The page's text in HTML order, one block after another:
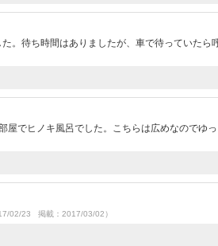
。待ち時間はありましたが、車で待っていたら
屋でヒノキ風呂でした。こちらは広めなのでゆ
02/23 掲載：2017/03/02）